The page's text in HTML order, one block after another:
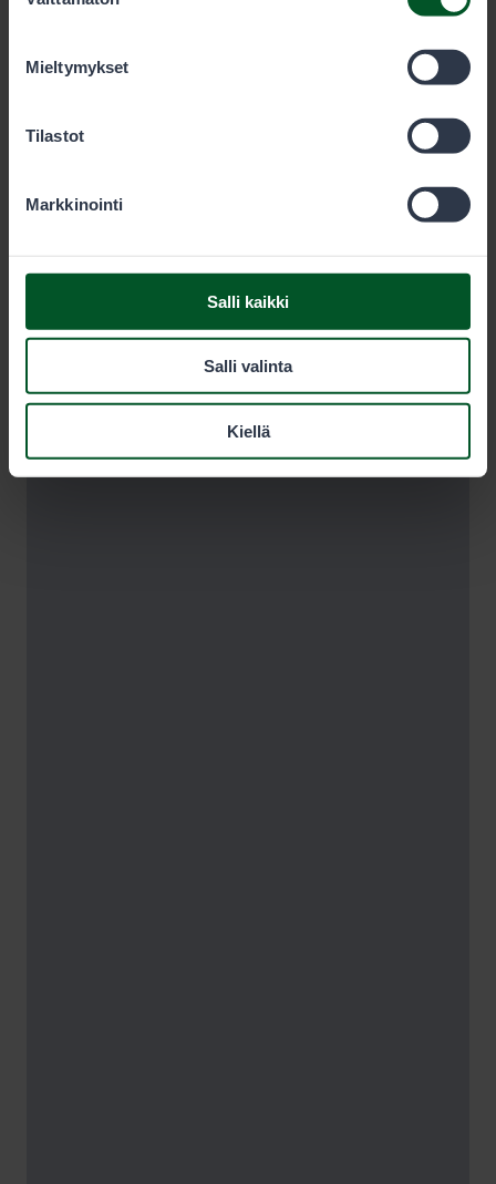
olet käyttänyt heidän palvelujaan. Voit sallia haluamasi
Mieltymykset
Tilastot
Markkinointi
Salli kaikki
Salli valinta
Kiellä